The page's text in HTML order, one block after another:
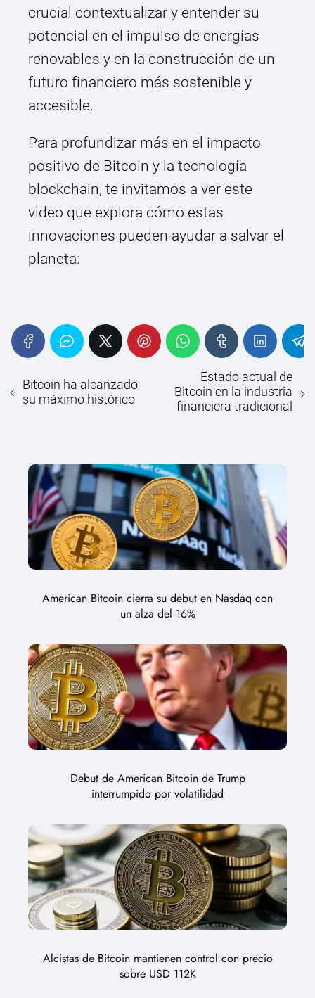
crucial contextualizar y entender su
potencial en el impulso de energías
renovables y en la construcción de un
futuro financiero más sostenible y
accesible.
Para profundizar más en el impacto
positivo de Bitcoin y la tecnología
blockchain, te invitamos a ver este
video que explora cómo estas
innovaciones pueden ayudar a salvar el
planeta:
Bitcoin ha alcanzado
su máximo histórico
Estado actual de
Bitcoin en la industria
financiera tradicional
American Bitcoin cierra su debut en Nasdaq con
un alza del 16%
Debut de American Bitcoin de Trump
interrumpido por volatilidad
Alcistas de Bitcoin mantienen control con precio
sobre USD 112K